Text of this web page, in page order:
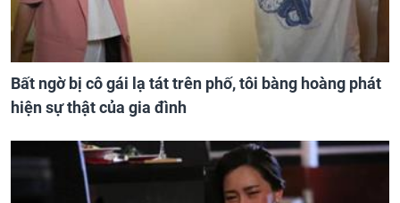
Bất ngờ bị cô gái lạ tát trên phố, tôi bàng hoàng phát
hiện sự thật của gia đình